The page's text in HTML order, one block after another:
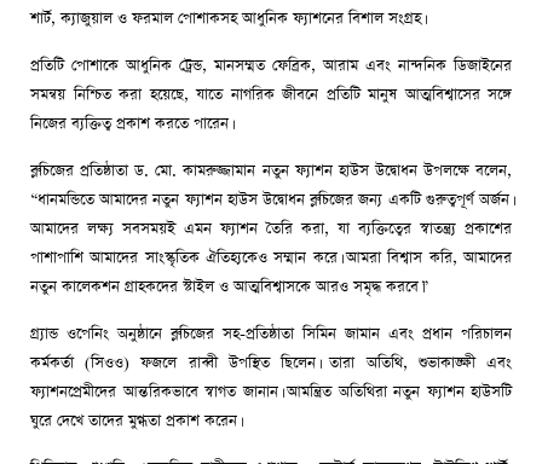
শার্ট, ক্যাজুয়াল ও ফরমাল পোশাকসহ আধুনিক ফ্যাশনের বিশাল সংগ্রহ।
প্রতিটি পোশাকে আধুনিক ট্রেন্ড, মানসম্মত ফেব্রিক, আরাম এবং নান্দনিক ডিজাইনের
সমন্বয় নিশ্চিত করা হয়েছে, যাতে নাগরিক জীবনে প্রতিটি মানুষ আত্মবিশ্বাসের সঙ্গে
নিজের ব্যক্তিত্ব প্রকাশ করতে পারেন।
ব্লুচিজের প্রতিষ্ঠাতা ড. মো. কামরুজ্জামান নতুন ফ্যাশন হাউস উদ্বোধন উপলক্ষে বলেন,
“ধানমন্ডিতে আমাদের নতুন ফ্যাশন হাউস উদ্বোধন ব্লুচিজের জন্য একটি গুরুত্বপূর্ণ অর্জন।
আমাদের লক্ষ্য সবসময়ই এমন ফ্যাশন তৈরি করা, যা ব্যক্তিত্বের স্বাতন্ত্র্য প্রকাশের
পাশাপাশি আমাদের সাংস্কৃতিক ঐতিহ্যকেও সম্মান করে। আমরা বিশ্বাস করি, আমাদের
নতুন কালেকশন গ্রাহকদের স্টাইল ও আত্মবিশ্বাসকে আরও সমৃদ্ধ করবে।”
গ্র্যান্ড ওপেনিং অনুষ্ঠানে ব্লুচিজের সহ-প্রতিষ্ঠাতা সিমিন জামান এবং প্রধান পরিচালন
কর্মকর্তা (সিওও) ফজলে রাব্বী উপস্থিত ছিলেন। তারা অতিথি, শুভাকাঙ্ক্ষী এবং
ফ্যাশনপ্রেমীদের আন্তরিকভাবে স্বাগত জানান। আমন্ত্রিত অতিথিরা নতুন ফ্যাশন হাউসটি
ঘুরে দেখে তাদের মুগ্ধতা প্রকাশ করেন।